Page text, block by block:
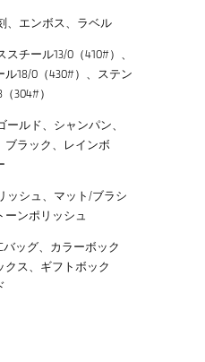
、エンボス、ラベル
スチール13/0（410#）、
ル18/0（430#）、ステン
304#）
ールド、シャンパン、
ブラック、レインボ
ッシュ、マット/ブラシ
ーンポリッシュ
バッグ、カラーボック
クス、ギフトボック